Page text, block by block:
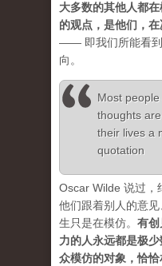
大多数的其他人都
的观点，是他们，
—— 即我们所能看到
向。
Most
thoughts
their lives a
quotation
Oscar Wilde 说过，
他们跟着别人的意
生只是在模仿。 有创
力的人永远都是极
众模仿的对象，恰